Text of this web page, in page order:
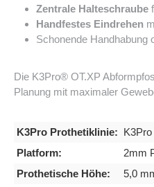
Zentrale Halteschraube
Handfestes Eindrehen
Schonende Handhabung
Die K3Pro® OT.XP
Planung mit maximaler
K3Pro Prothetiklinie:
Platform:
2mm
Prothetische Höhe:
5,0